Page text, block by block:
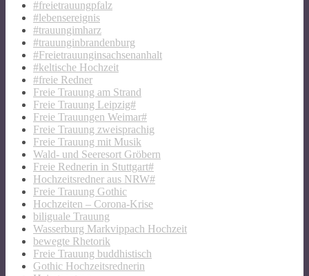
#freietrauungpfalz
#lebensereignis
#trauungimharz
#trauunginbrandenburg
#Freietrauunginsachsenanhalt
#keltische Hochzeit
#freie Redner
Freie Trauung am Strand
Freie Trauung Leipzig#
Freie Trauungen Weimar#
Freie Trauung zweisprachig
Freie Trauung mit Musik
Wald- und Seeresort Gröbern
Freie Rednerin in Stuttgart#
Hochzeitsredner aus NRW#
Freie Trauung Gothic
Hochzeiten – Corona-Krise
biliguale Trauung
Wasserburg Markvippach Hochzeit
bewegte Rhetorik
Freie Trauung buddhistisch
Gothic Hochzeitsrednerin